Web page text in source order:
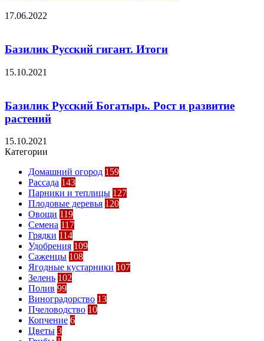
17.06.2022
Базилик Русский гигант. Итоги
15.10.2021
Базилик Русский Богатырь. Рост и развитие
растений
15.10.2021
Категории
Домашний огород 159
Рассада 143
Парники и теплицы 127
Плодовые деревья 120
Овощи 119
Семена 117
Грядки 114
Удобрения 109
Саженцы 108
Ягодные кустарники 107
Зелень 102
Полив 99
Виноградорство 13
Пчеловодство 10
Копчение 6
Цветы 3